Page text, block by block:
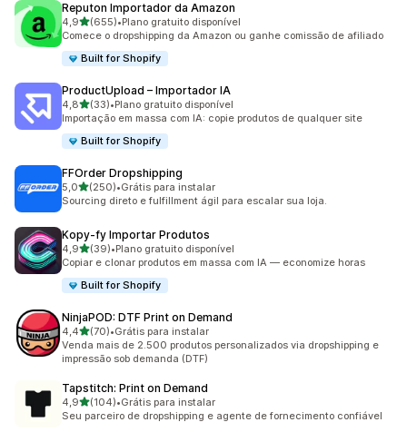
Reputon Importador da Amazon
4,9de 5 estrelas
(655)
655 avaliações ao todo
•Plano gratuito disponível
Comece o dropshipping da Amazon ou ganhe comissão de afiliado
Built for Shopify
ProductUpload – Importador IA
4,8de 5 estrelas
(33)
33 avaliações ao todo
•Plano gratuito disponível
Importação em massa com IA: copie produtos de qualquer site
Built for Shopify
FFOrder Dropshipping
5,0de 5 estrelas
(250)
250 avaliações ao todo
•Grátis para instalar
Sourcing direto e fulfillment ágil para escalar sua loja.
Kopy‑fy Importar Produtos
4,9de 5 estrelas
(39)
39 avaliações ao todo
•Plano gratuito disponível
Copiar e clonar produtos em massa com IA — economize horas
Built for Shopify
NinjaPOD: DTF Print on Demand
4,4de 5 estrelas
(70)
70 avaliações ao todo
•Grátis para instalar
Venda mais de 2.500 produtos personalizados via dropshipping e
impressão sob demanda (DTF)
Tapstitch: Print on Demand
4,9de 5 estrelas
(104)
104 avaliações ao todo
•Grátis para instalar
Seu parceiro de dropshipping e agente de fornecimento confiável